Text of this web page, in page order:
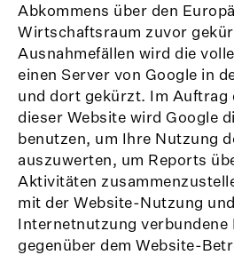
Abkommens über den
Wirtschaftsraum zuvor
Ausnahmefällen wird die
einen Server von Google in
und dort gekürzt. Im Auftrag
dieser Website wird Google
benutzen, um Ihre Nutzung
auszuwerten, um Reports
Aktivitäten
mit der Website-Nutzung
Internetnutzung verbundene
gegenüber dem Website-